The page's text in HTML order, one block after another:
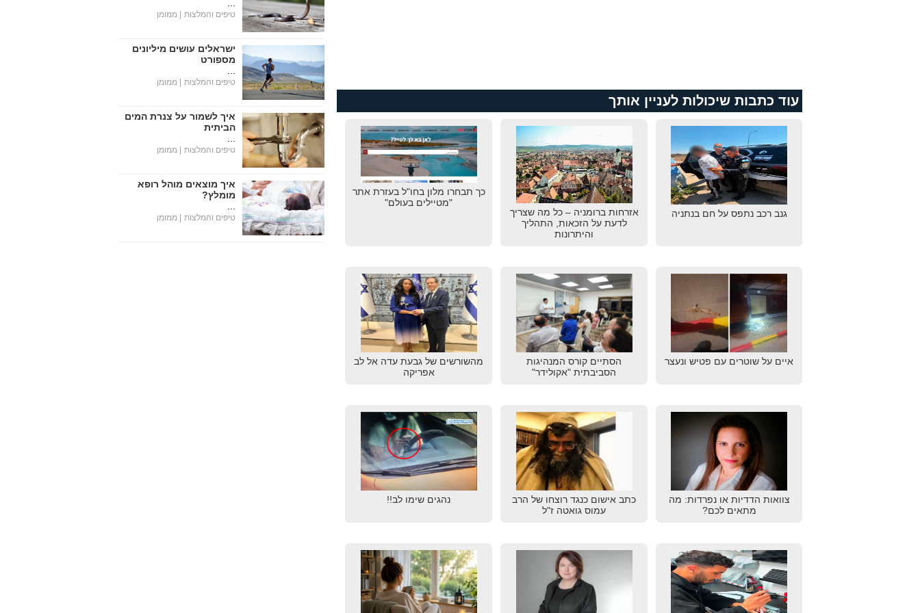
עוד כתבות שיכולות לעניין אותך
גנב רכב נתפס על חם בנתניה
אזרחות ברומניה – כל מה שצריך
לדעת על הזכאות, התהליך
והיתרונות
כך תבחרו מלון בחו"ל בעזרת אתר
"מטיילים בעולם"
איים על שוטרים עם פטיש ונעצר
הסתיים קורס המנהיגות
הסביבתית "אקולידר"
מהשורשים של גבעת עדה אל לב
אפריקה
צוואות הדדיות או נפרדות: מה
מתאים לכם?
כתב אישום כנגד רוצחו של הרב
עמוס גואטה ז"ל
נהגים שימו לב!!
טיפים והמלצות | ממומן
ישראלים עושים מיליונים
מספורט
טיפים והמלצות | ממומן
איך לשמור על צנרת המים
הביתית
טיפים והמלצות | ממומן
איך מוצאים מוהל רופא
מומלץ?
טיפים והמלצות | ממומן